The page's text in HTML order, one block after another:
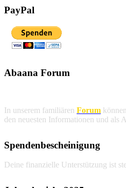
PayPal
Abaana Forum
In unserem familiären Forum
den neuesten Informationen und als
Spendenbescheinigung
Deine finanzielle Unterstützung ist